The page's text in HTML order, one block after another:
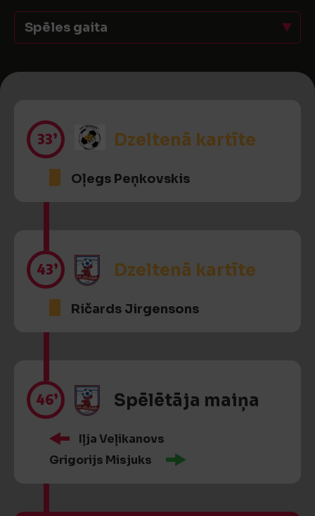
Spēles gaita
33’ Dzeltenā kartīte
Oļegs Peņkovskis
43’ Dzeltenā kartīte
Ričards Jirgensons
46’ Spēlētāja maiņa
Iļja Veļikanovs
Grigorijs Misjuks